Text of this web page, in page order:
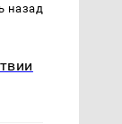
назад